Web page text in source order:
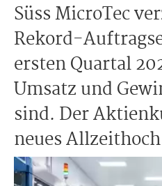
Süss MicroTec
Rekord-
ersten Quartal
Umsatz und
sind. Der
neues